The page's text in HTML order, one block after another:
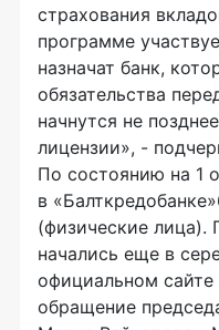
страхования
программе
назначат банк,
обязательства
начнутся не
лицензии», -
По состоянию на 1
в
(физические лица).
начались еще в
официальном сайте
обращение